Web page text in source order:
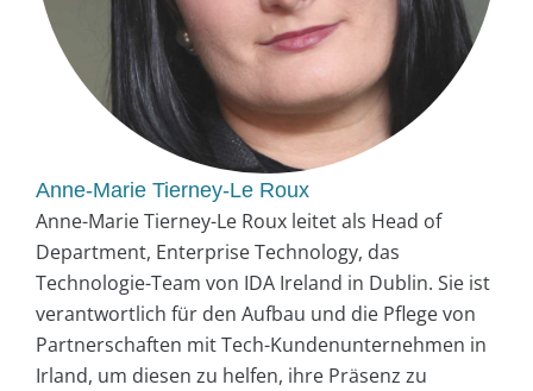
Anne-Marie Tierney-Le Roux
Anne-Marie Tierney-Le Roux leitet als Head of
Department, Enterprise Technology, das
Technologie-Team von IDA Ireland in Dublin. Sie ist
verantwortlich für den Aufbau und die Pflege von
Partnerschaften mit Tech-Kundenunternehmen in
Irland, um diesen zu helfen, ihre Präsenz zu